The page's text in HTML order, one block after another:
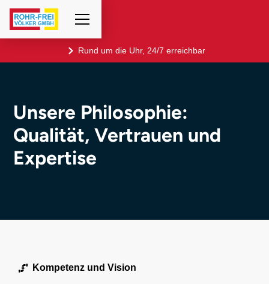
Rund um die Uhr, 24/7 erreichbar
Unsere Philosophie:
Qualität, Vertrauen und
Expertise
Kompetenz und Vision